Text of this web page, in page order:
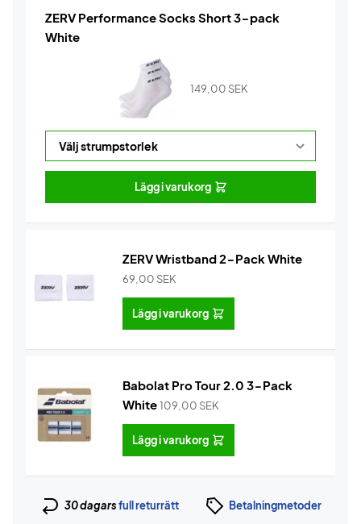
ZERV Performance Socks Short 3-pack
White
149,00 SEK
Lägg i varukorg
ZERV Wristband 2-Pack White
69,00 SEK
Lägg i varukorg
Babolat Pro Tour 2.0 3-Pack
White109,00 SEK
Lägg i varukorg
30 dagarsfull returrätt Betalningmetoder